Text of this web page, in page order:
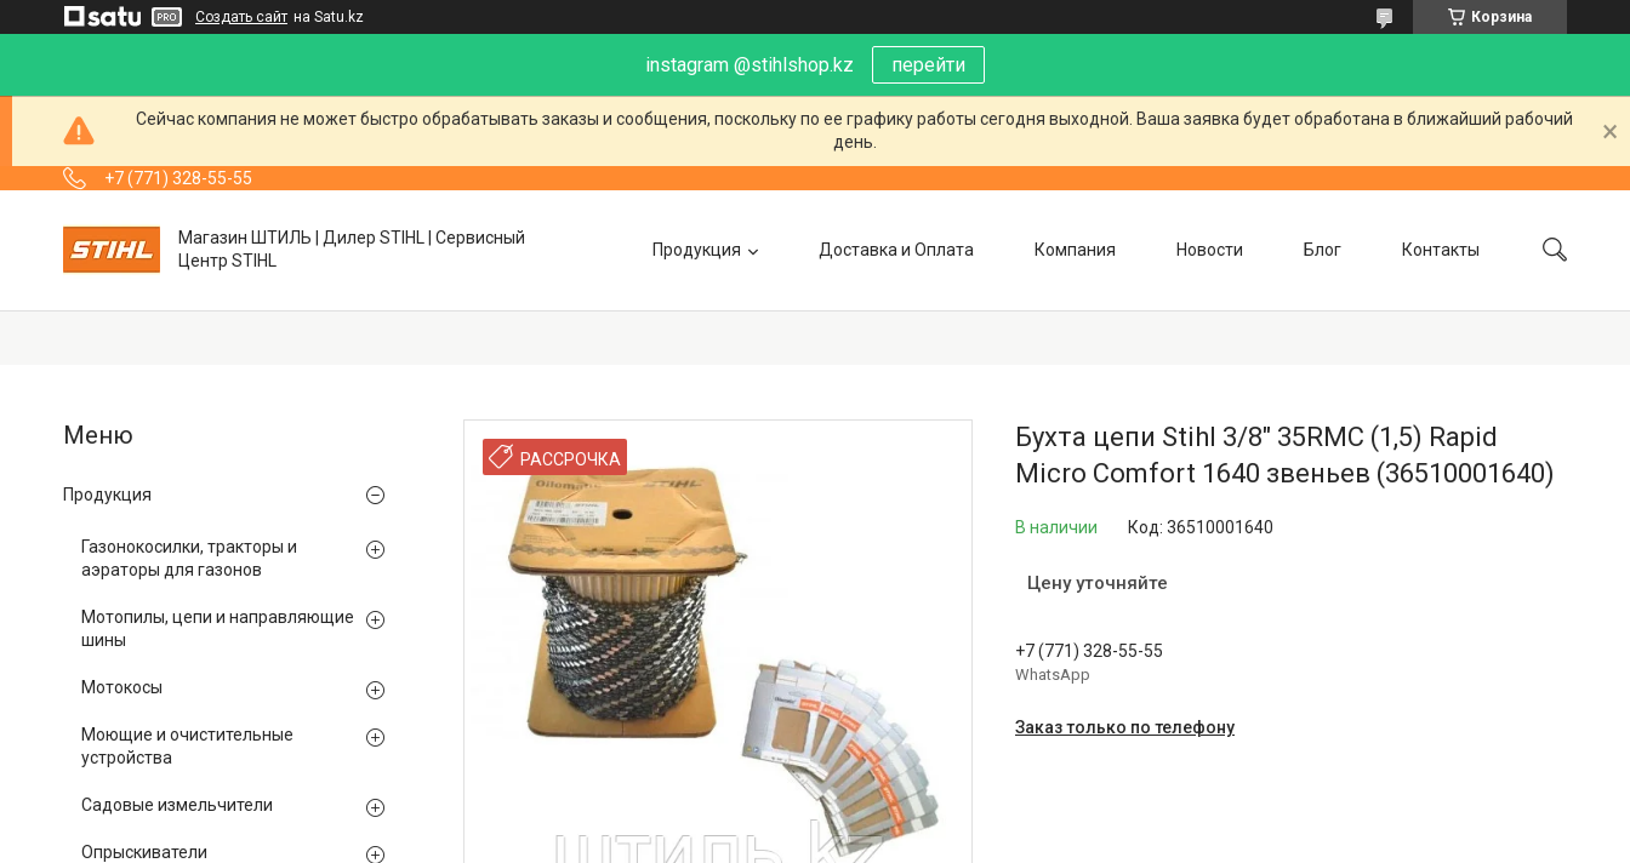
Создать сайт на Satu.kz Корзина
instagram @stihlshop.kz перейти
Сейчас компания не может быстро обрабатывать заказы и сообщения, поскольку по ее графику работы сегодня выходной. Ваша заявка будет обработана в ближайший рабочий
день.
+7 (771) 328-55-55
Магазин ШТИЛЬ | Дилер STIHL | Сервисный
Центр STIHL
Продукция Доставка и Оплата Компания Новости Блог Контакты
РАССРОЧКА
Бухта цепи Stihl 3/8" 35RMC (1,5) Rapid
Micro Comfort 1640 звеньев (36510001640)
В наличии Код: 36510001640
Цену уточняйте
+7 (771) 328-55-55
WhatsApp
Заказ только по телефону
Продукция
Газонокосилки, тракторы и
аэраторы для газонов
Мотопилы, цепи и направляющие
шины
Мотокосы
Моющие и очистительные
устройства
Садовые измельчители
Опрыскиватели